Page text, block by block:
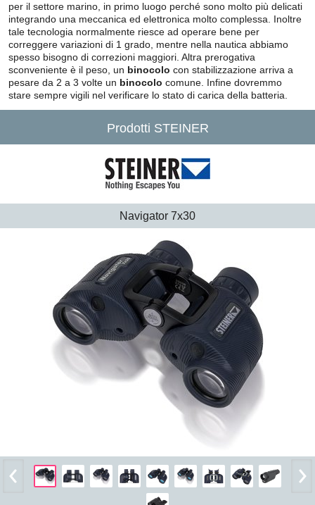
per il settore marino, in primo luogo perché sono molto più delicati
integrando una meccanica ed elettronica molto complessa. Inoltre
tale tecnologia normalmente riesce ad operare bene per
correggere variazioni di 1 grado, mentre nella nautica abbiamo
spesso bisogno di correzioni maggiori. Altra prerogativa
sconveniente è il peso, un binocolo con stabilizzazione arriva a
pesare da 2 a 3 volte un binocolo comune. Infine dovremmo
stare sempre vigili nel verificare lo stato di carica della batteria.
Prodotti STEINER
Navigator 7x30